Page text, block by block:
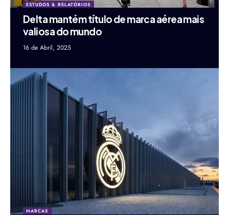
ESTUDOS & RELATÓRIOS
Delta mantém título de marca aérea mais
valiosa do mundo
16 de Abril, 2025
MARCAS